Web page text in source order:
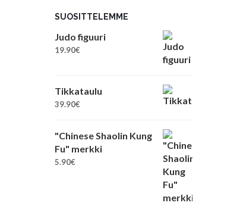
SUOSITTELEMME
Judo figuuri
19.90€
Tikkataulu
39.90€
"Chinese Shaolin Kung
Fu" merkki
5.90€